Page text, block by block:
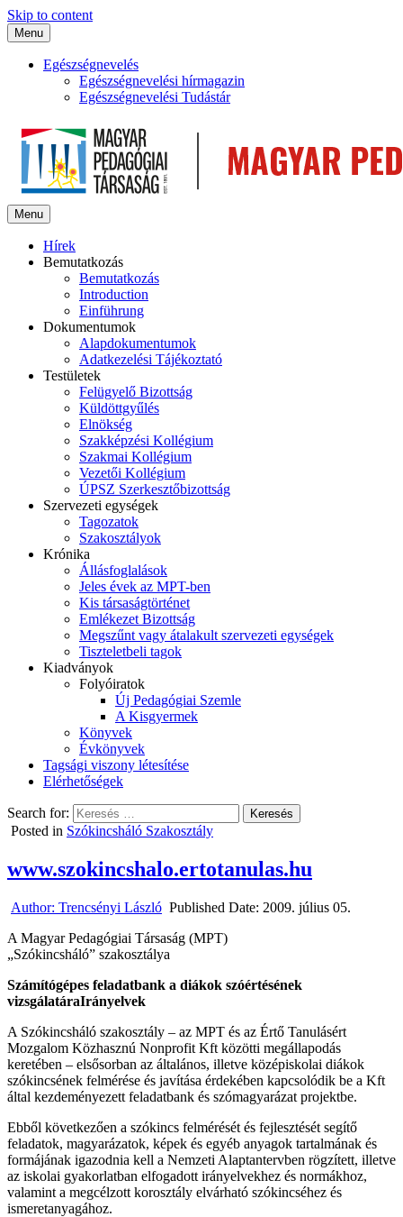
Skip to content
Menu
Egészségnevelés
Egészségnevelési hírmagazin
Egészségnevelési Tudástár
Menu
Hírek
Bemutatkozás
Bemutatkozás
Introduction
Einführung
Dokumentumok
Alapdokumentumok
Adatkezelési Tájékoztató
Testületek
Felügyelő Bizottság
Küldöttgyűlés
Elnökség
Szakképzési Kollégium
Szakmai Kollégium
Vezetői Kollégium
ÚPSZ Szerkesztőbizottság
Szervezeti egységek
Tagozatok
Szakosztályok
Krónika
Állásfoglalások
Jeles évek az MPT-ben
Kis társaságtörténet
Emlékezet Bizottság
Megszűnt vagy átalakult szervezeti egységek
Tiszteletbeli tagok
Kiadványok
Folyóiratok
Új Pedagógiai Szemle
A Kisgyermek
Könyvek
Évkönyvek
Tagsági viszony létesítése
Elérhetőségek
Search for:
Posted in Szókincsháló Szakosztály
www.szokincshalo.ertotanulas.hu
Author: Trencsényi László Published Date: 2009. július 05.
A Magyar Pedagógiai Társaság (MPT)
„Szókincsháló” szakosztálya
Számítógépes feladatbank a diákok szóértésének
vizsgálatáraIrányelvek
A Szókincsháló szakosztály – az MPT és az Értő Tanulásért
Mozgalom Közhasznú Nonprofit Kft közötti megállapodás
keretében – elsősorban az általános, illetve középiskolai diákok
szókincsének felmérése és javítása érdekében kapcsolódik be a Kft
által kezdeményezett feladatbank és szómagyarázat projektbe.
Ebből következően a szókincs felmérését és fejlesztését segítő
feladatok, magyarázatok, képek és egyéb anyagok tartalmának és
formájának igazodnia kell a Nemzeti Alaptantervben rögzített, illetve
az iskolai gyakorlatban elfogadott irányelvekhez és normákhoz,
valamint a megcélzott korosztály elvárható szókincséhez és
ismeretanyagához.